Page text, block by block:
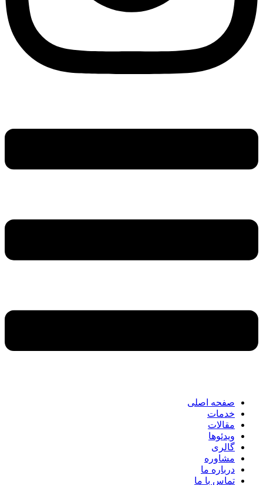
صفحه اصلی
خدمات
مقالات
ویدئوها
گالری
مشاوره
درباره ما
تماس با ما